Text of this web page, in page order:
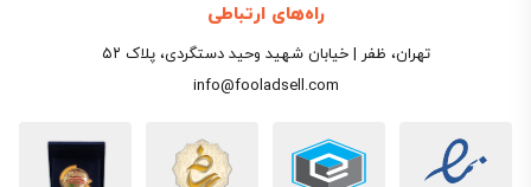
راه‌های ارتباطی
تهران، ظفر | خیابان شهید وحید دستگردی، پلاک ۵۲
info@fooladsell.com